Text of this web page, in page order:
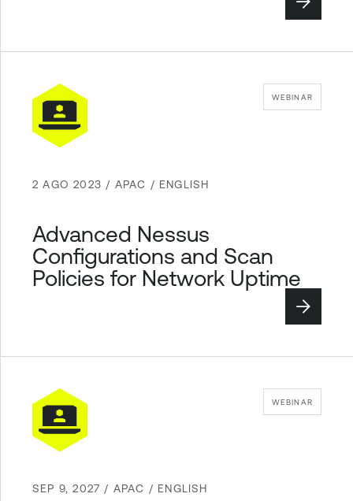
WEBINAR
2 AGO 2023 / APAC / ENGLISH
Advanced Nessus
Configurations and Scan
Policies for Network Uptime
WEBINAR
SEP 9, 2027 / APAC / ENGLISH